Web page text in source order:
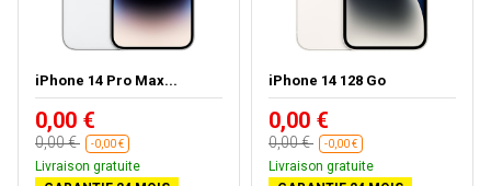
iPhone 14 Pro Max...
0,00 €
0,00 € -0,00 €
Livraison gratuite
iPhone 14 128 Go
0,00 €
0,00 € -0,00 €
Livraison gratuite